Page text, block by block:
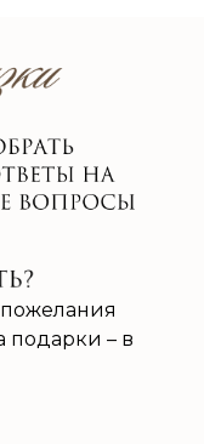
подарки – в